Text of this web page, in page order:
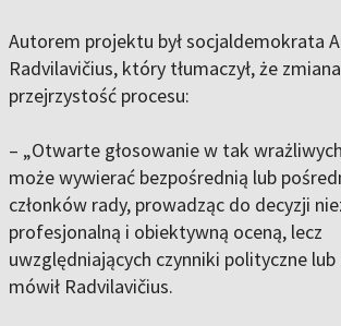
Autorem projektu był socjaldemokrata
Radvilavičius, który tłumaczył, że
przejrzystość procesu:
– „Otwarte głosowanie w tak
może wywierać bezpośrednią lub
członków rady, prowadząc do decyzji
profesjonalną i obiektywną oceną, lecz
uwzględniających czynniki polityczne
mówił Radvilavičius.